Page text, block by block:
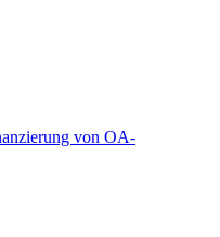
von OA-